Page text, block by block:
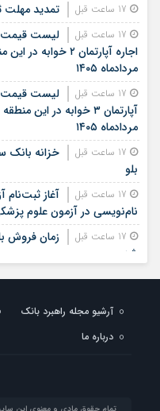
تمدید مهلت
لیست قیمت
اجاره آپارتمان ۲
مردادماه ۱۴۰۵
لیست قیمت
آپارتمان ۳ خوابه در
مردادماه ۱۴۰۵
خزانه بانک
بلو
آغاز
نام‌نویسی در آزمون علوم
زمان فروش
شد
20 ساعت قبل
مدیرعامل
معلم و پیگیری خسارت درمان
بیمه سلامت
آرشیو مجله راهبرد بانک
درباره ما